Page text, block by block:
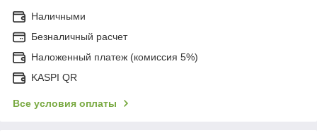
Наличными
Безналичный расчет
Наложенный платеж (комиссия 5%)
KASPI QR
Все условия оплаты